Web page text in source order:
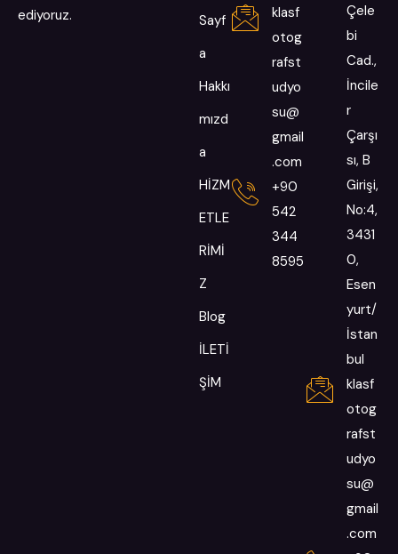
ediyoruz.
Sayf
a
Hakkı
mızd
a
HİZM
ETLE
RİMİ
Z
Blog
İLETİ
ŞİM
klasf
otog
rafst
udyo
su@
gmail
.com
+90
542
344
8595
Çele
bi
Cad.,
İncile
r
Çarşı
sı, B
Girişi,
No:4,
3431
0,
Esen
yurt/
İstan
bul
klasf
otog
rafst
udyo
su@
gmail
.com